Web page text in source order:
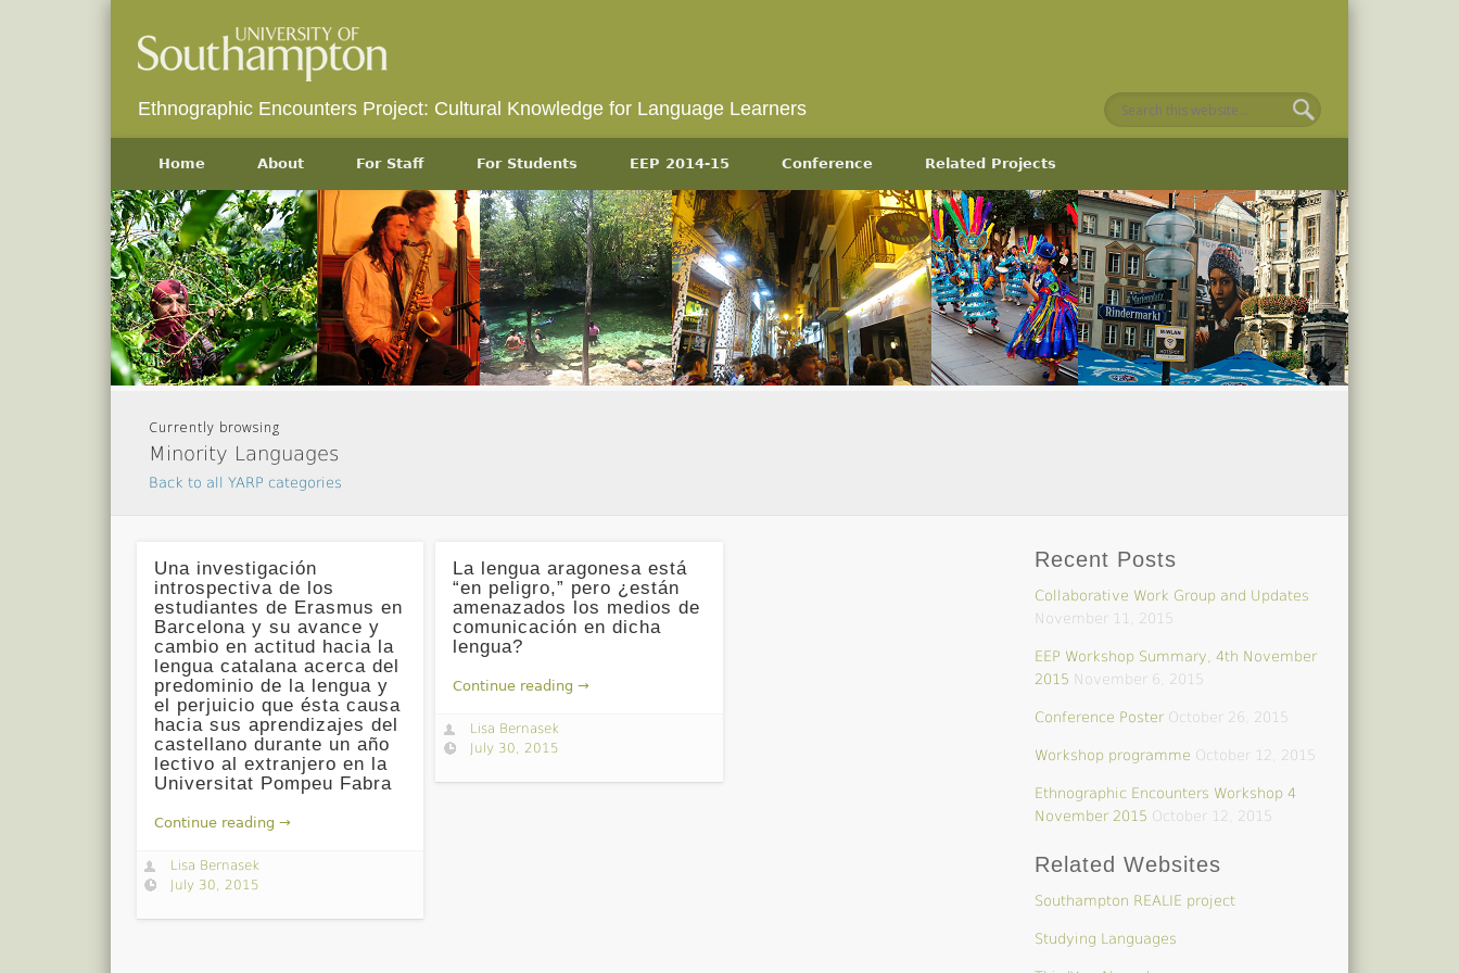
Ethnographic Encounters Project: Cultural Knowledge for Language Learners
Home About For Staff For Students EEP 2014-15 Conference Related Projects
Currently browsing
Minority Languages
Back to all YARP categories
Una investigación
introspectiva de los
estudiantes de Erasmus en
Barcelona y su avance y
cambio en actitud hacia la
lengua catalana acerca del
predominio de la lengua y
el perjuicio que ésta causa
hacia sus aprendizajes del
castellano durante un año
lectivo al extranjero en la
Universitat Pompeu Fabra
Continue reading →
Lisa Bernasek
July 30, 2015
La lengua aragonesa está
“en peligro,” pero ¿están
amenazados los medios de
comunicación en dicha
lengua?
Continue reading →
Lisa Bernasek
July 30, 2015
Recent Posts
Collaborative Work Group and Updates
November 11, 2015
EEP Workshop Summary, 4th November
2015 November 6, 2015
Conference Poster October 26, 2015
Workshop programme October 12, 2015
Ethnographic Encounters Workshop 4
November 2015 October 12, 2015
Related Websites
Southampton REALIE project
Studying Languages